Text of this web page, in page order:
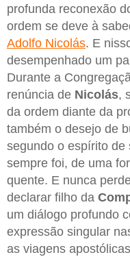
profunda reconexão
ordem se deve à
Adolfo Nicolás. E
desempenhado um
Durante a
renúncia de Nicolás,
da ordem diante da
também o desejo de
segundo o espírito de
sempre foi, de uma
quente. E nunca
declarar filho da
um diálogo profundo
expressão singular
as viagens